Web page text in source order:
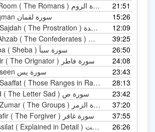
030 - Ar-Room ( The Romans ) سورة الروم
21:51
031 - Luqman سورة لقمان
15:26
032 - As-Sajdah ( The Prostration ) سورة السجدة
12:09
033 - Al-Ahzab ( The Confederates ) سورة الأحزاب
39:25
034 - Saba ( Sheba ) سورة سبأ
26:50
035 - Fatir ( The Orignator ) سورة فاطر
24:08
036 - Ya-seen سورة يس
23:43
037 - As-Saaffat ( Those Ranges in Ranks ) سورة الصافات
28:13
038 - Sad ( The Letter Sad ) سورة ص
23:42
039 - Az-Zumar ( The Groups ) سورة الزمر
37:20
040 - Ghafir ( The Forgiver ) سورة غافر
37:55
041 - Fussilat ( Explained in Detail ) سورة فصلت
26:26